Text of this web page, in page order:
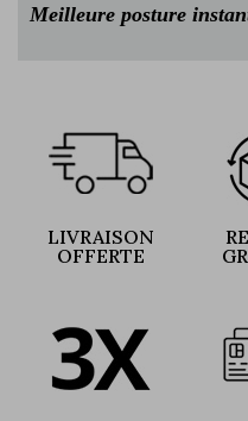
Meilleure posture
LIVRAISON
OFFERTE